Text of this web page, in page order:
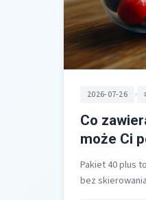
2026-07-26 •
Co
może Ci
Pakiet 40 plus
bez